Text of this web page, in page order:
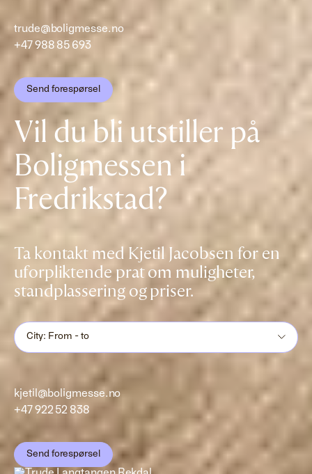
trude@boligmesse.no
+47 988 85 693
Send forespørsel
Vil du bli utstiller på
Boligmessen i
Fredrikstad?
Ta kontakt med Kjetil Jacobsen for en
uforpliktende prat om muligheter,
standplassering og priser.
City: From - to
kjetil@boligmesse.no
+47 922 52 838
Send forespørsel